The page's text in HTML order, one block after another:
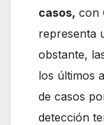
casos, con
representa
obstante,
los últimos
de casos
detección